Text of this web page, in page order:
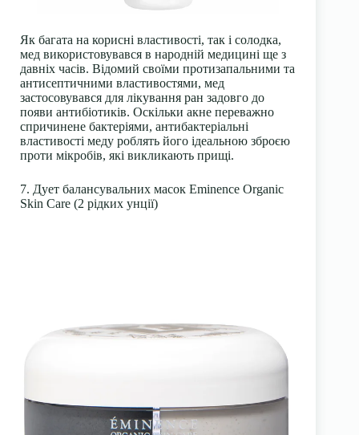
Як багата на корисні властивості, так і солодка,
мед використовувався в народній медицині ще з
давніх часів. Відомий своїми протизапальними та
антисептичними властивостями, мед
застосовувався для лікування ран задовго до
появи антибіотиків. Оскільки акне переважно
спричинене бактеріями, антибактеріальні
властивості меду роблять його ідеальною зброєю
проти мікробів, які викликають прищі.
7. Дует балансувальних масок Eminence Organic
Skin Care (2 рідких унції)